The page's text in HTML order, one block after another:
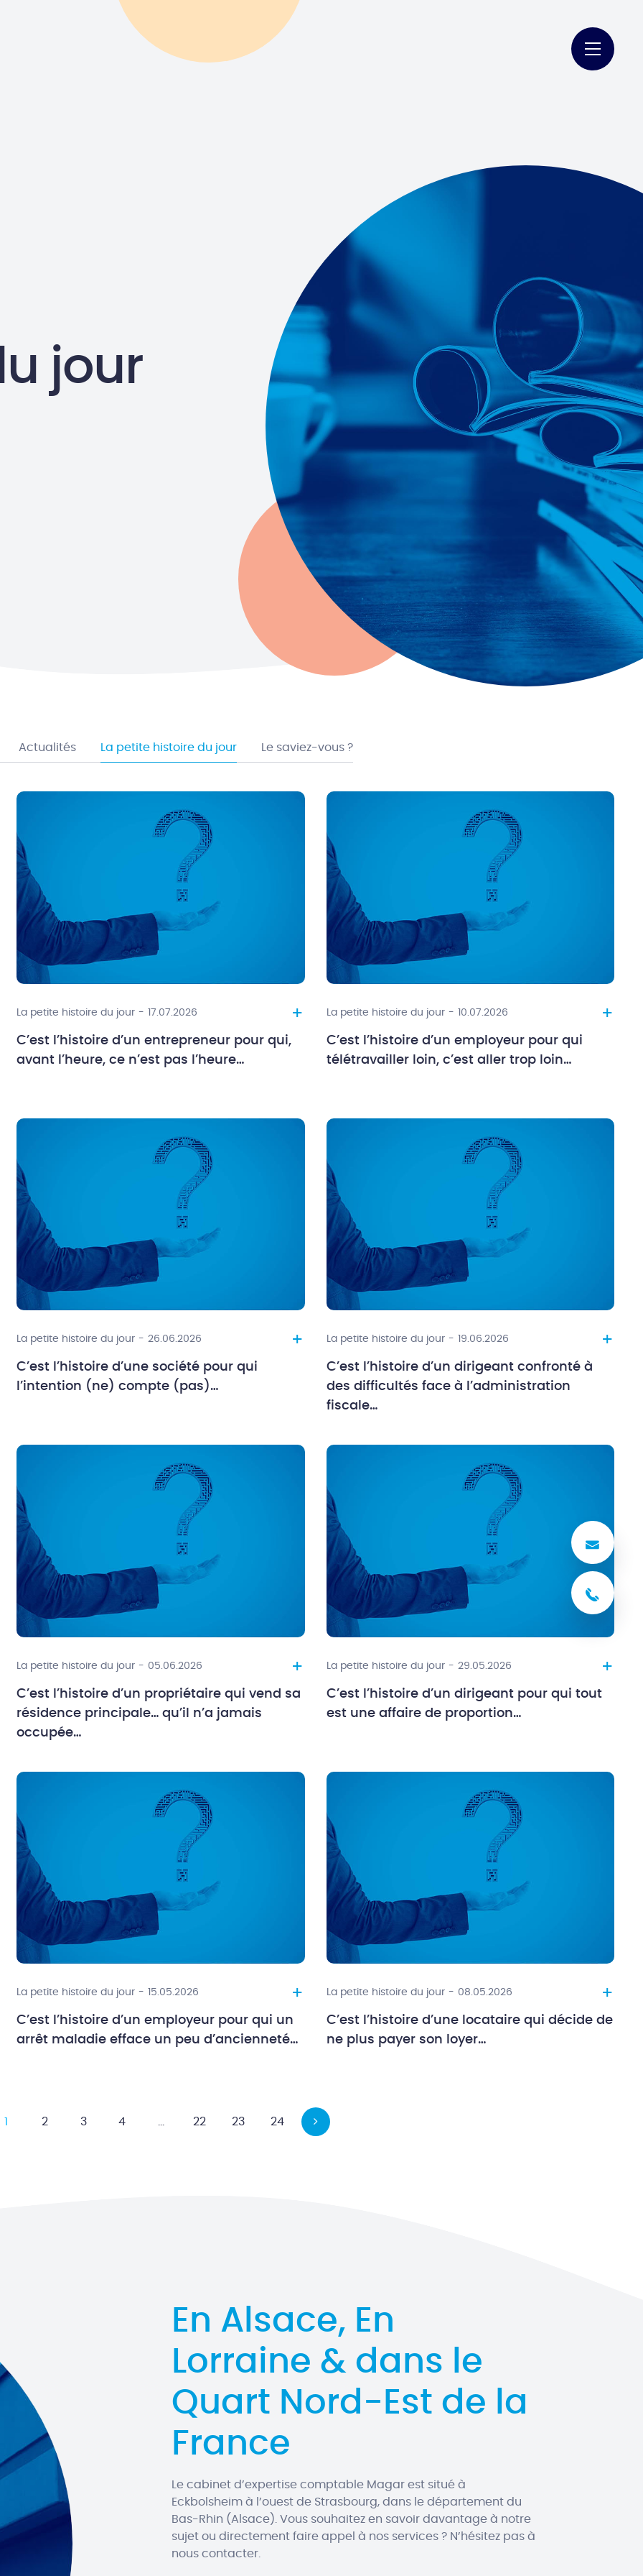
jour
Actualités La petite histoire du jour Le saviez-vous ?
La petite histoire du jour - 17.07.2026
C’est l’histoire d’un entrepreneur pour qui,
avant l’heure, ce n’est pas l’heure…
+ La petite histoire du jour - 10.07.2026
C’est l’histoire d’un employeur pour qui
télétravailler loin, c’est aller trop loin…
+
La petite histoire du jour - 26.06.2026
C’est l’histoire d’une société pour qui
l’intention (ne) compte (pas)…
+ La petite histoire du jour - 19.06.2026
C’est l’histoire d’un dirigeant confronté à
des difficultés face à l’administration
fiscale…
+
La petite histoire du jour - 05.06.2026
C’est l’histoire d’un propriétaire qui vend sa
résidence principale… qu’il n’a jamais
occupée…
+ La petite histoire du jour - 29.05.2026
C’est l’histoire d’un dirigeant pour qui tout
est une affaire de proportion…
+
La petite histoire du jour - 15.05.2026
C’est l’histoire d’un employeur pour qui un
arrêt maladie efface un peu d’ancienneté…
+ La petite histoire du jour - 08.05.2026
C’est l’histoire d’une locataire qui décide de
ne plus payer son loyer…
+
1 2 3 4 22 23 24
En Alsace, En
Lorraine & dans le
Quart Nord-Est de la
France
Le cabinet d’expertise comptable Magar est situé à
Eckbolsheim à l’ouest de Strasbourg, dans le département du
Bas-Rhin (Alsace). Vous souhaitez en savoir davantage à notre
sujet ou directement faire appel à nos services ? N’hésitez pas à
nous contacter.